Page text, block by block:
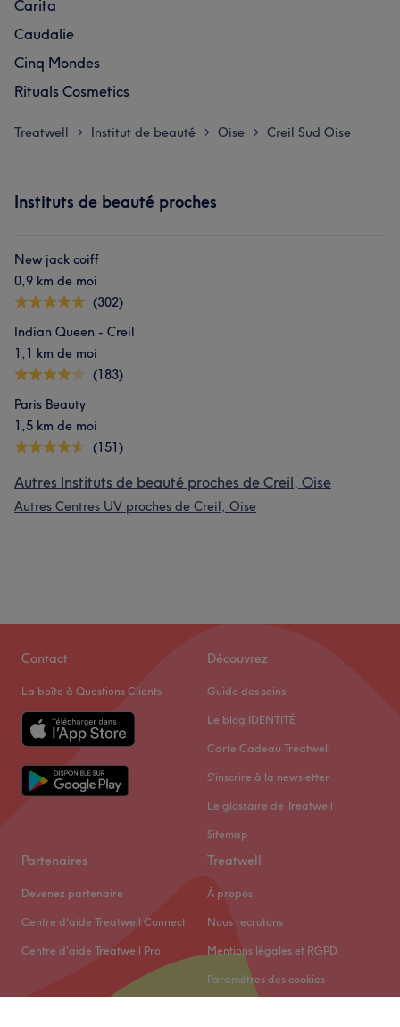
Carita
Caudalie
Cinq Mondes
Rituals Cosmetics
Treatwell > Institut de beauté > Oise > Creil Sud Oise
Instituts de beauté proches
New jack coiff
0,9 km de moi
(302)
Indian Queen - Creil
1,1 km de moi
(183)
Paris Beauty
1,5 km de moi
(151)
Autres Instituts de beauté proches de Creil, Oise
Autres Centres UV proches de Creil, Oise
Contact
La boîte à Questions Clients
Découvrez
Guide des soins
Le blog IDENTITÉ
Carte Cadeau Treatwell
S'inscrire à la newsletter
Le glossaire de Treatwell
Sitemap
Partenaires
Devenez partenaire
Centre d'aide Treatwell Connect
Centre d'aide Treatwell Pro
Treatwell
À propos
Nous recrutons
Mentions légales et RGPD
Paramètres des cookies